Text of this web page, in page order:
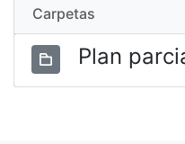
Carpetas
Plan